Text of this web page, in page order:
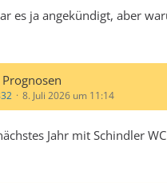
es ja angekündigt, aber
8. Juli 2026 um 11:14
Jahr mit Schindler